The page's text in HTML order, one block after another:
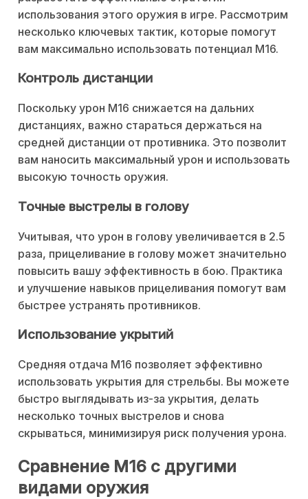
использования этого оружия в игре. Рассмотрим
несколько ключевых тактик, которые помогут
вам максимально использовать потенциал M16.
Контроль дистанции
Поскольку урон M16 снижается на дальних
дистанциях, важно стараться держаться на
средней дистанции от противника. Это позволит
вам наносить максимальный урон и использовать
высокую точность оружия.
Точные выстрелы в голову
Учитывая, что урон в голову увеличивается в 2.5
раза, прицеливание в голову может значительно
повысить вашу эффективность в бою. Практика
и улучшение навыков прицеливания помогут вам
быстрее устранять противников.
Использование укрытий
Средняя отдача M16 позволяет эффективно
использовать укрытия для стрельбы. Вы можете
быстро выглядывать из-за укрытия, делать
несколько точных выстрелов и снова
скрываться, минимизируя риск получения урона.
Сравнение M16 с другими
видами оружия